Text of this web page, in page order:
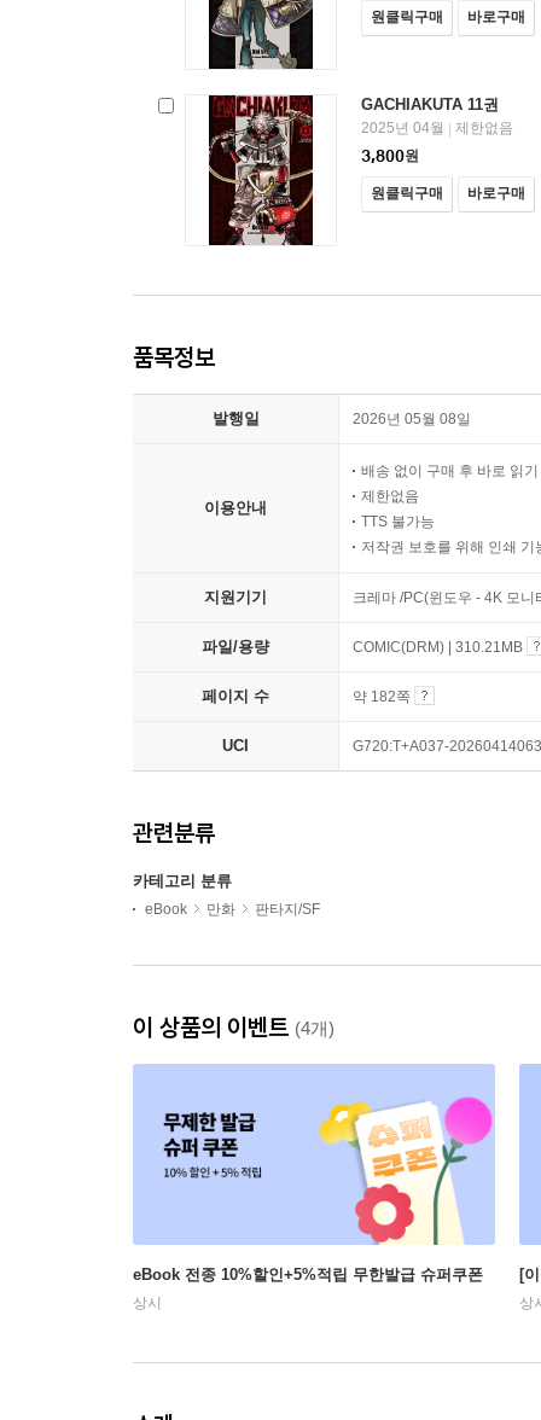
원클릭구매 바로구매
GACHIAKUTA 11권
2025년 04월
제한없음
3,800원
원클릭구매 바로구매
품목정보
발행일 2026년 05월 08일
이용안내
배송 없이 구매 후 바로 읽기
제한없음
TTS 불가능
저작권 보호를 위해 인쇄 기
지원기기 크레마 /PC(윈도우 - 4K 모
파일/용량 COMIC(DRM) | 310.21MB
페이지 수 약 182쪽
UCI G720:T+A037-
관련분류
카테고리 분류
eBook 만화 판타지/SF
이 상품의 이벤트 (4개)
eBook 전종 10%할인+5%적립 무한발급 슈퍼쿠폰
상시
[
상